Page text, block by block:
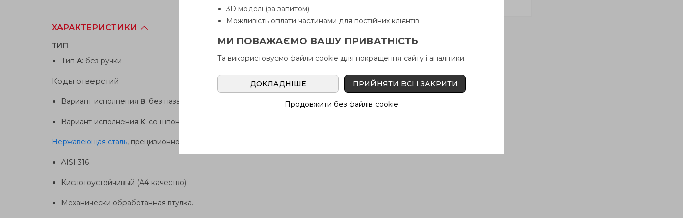
ХАРАКТЕРИСТИКИ
TИП
Тип A: без ручки
Коды отверстий
Вариант исполнения B: без паза
Вариант исполнения K: со шпоночным пазом
Нержавеющая сталь, прецизионное литьё
AISI 316
Кислотоустойчивый (А4-качество)
Механически обработанная втулка.
3D моделі (за запитом)
Можливість оплати частинами для постійних клієнтів
МИ ПОВАЖАЄМО ВАШУ ПРИВАТНІСТЬ
Та використовуємо файли cookie для покращення сайту і аналітики.
ДОКЛАДНІШЕ ПРИЙНЯТИ ВСІ І ЗАКРИТИ
Продовжити без файлів cookie